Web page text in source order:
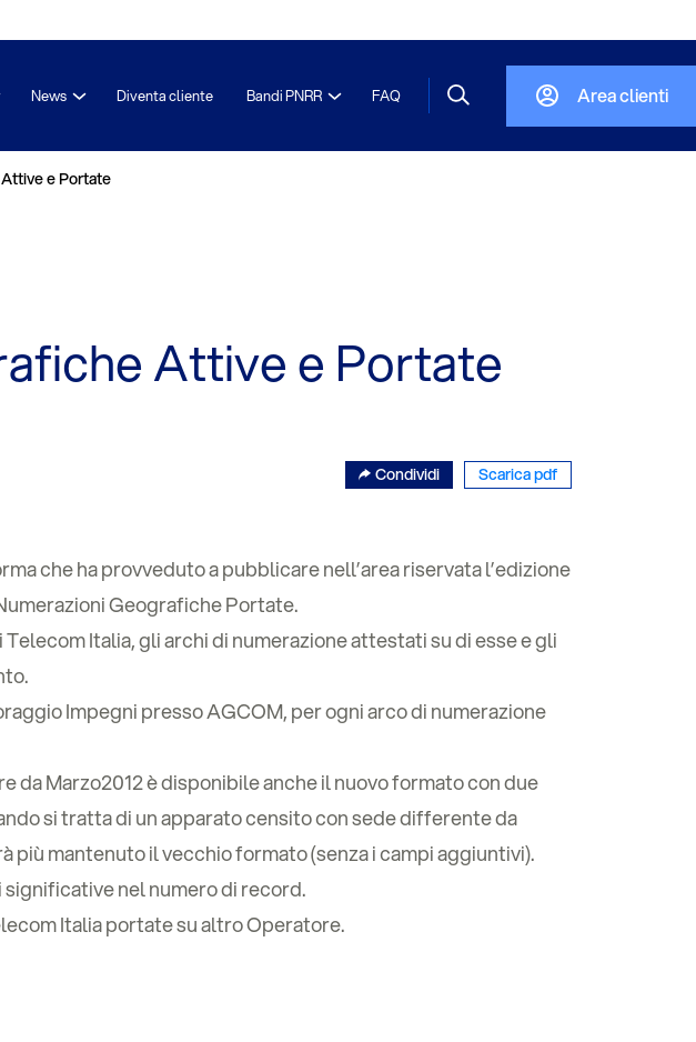
News Diventa cliente Bandi PNRR FAQ Area clienti
e Portate
Attive e Portate
Condividi Scarica pdf
che ha provveduto a pubblicare nell’area riservata l’edizione
Geografiche Portate.
Italia, gli archi di numerazione attestati su di esse e gli
Impegni presso AGCOM, per ogni arco di numerazione
Marzo2012 è disponibile anche il nuovo formato con due
si tratta di un apparato censito con sede differente da
mantenuto il vecchio formato (senza i campi aggiuntivi).
nel numero di record.
Italia portate su altro Operatore.